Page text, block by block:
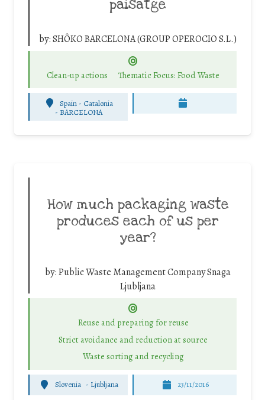
paisatge
by:SHÔKO BARCELONA (GROUP OPEROCIO S.L.)
Clean-up actions Thematic Focus: Food Waste
Spain - Catalonia
- BARCELONA
How much packaging waste
produces each of us per
year?
by:Public Waste Management Company Snaga
Ljubljana
Reuse and preparing for reuse
Strict avoidance and reduction at source
Waste sorting and recycling
Slovenia - Ljubljana 23/11/2016